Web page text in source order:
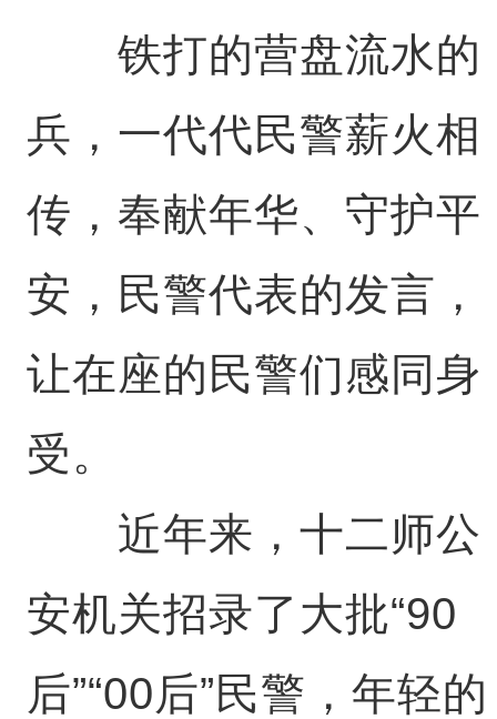
铁打的营盘流水的
兵，一代代民警薪火相
传，奉献年华、守护平
安，民警代表的发言，
让在座的民警们感同身
受。
近年来，十二师公
安机关招录了大批“90
后”“00后”民警，年轻的